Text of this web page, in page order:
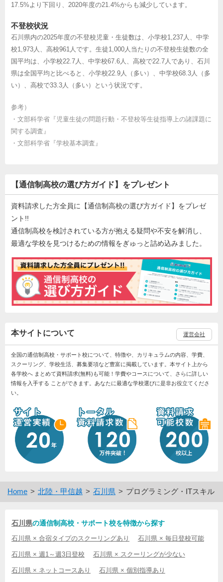
17.5%より下回り、2020年度の21.4%からも減少しています。
不登校状況
石川県内の2025年度の不登校児童・生徒数は、小学校1,237人、中学
校1,973人、高校961人です。生徒1,000人当たりの不登校生徒数の全
国平均は、小学校22.7人、中学校67.6人、高校で22.7人であり、石川
県は全国平均と比べると、小学校22.9人（多い）、中学校68.3人（多
い）、高校で33.3人（多い）という状況です。
参考）
・ 文部科学省『児童生徒の問題行動・不登校等生徒指導上の諸課題に
関する調査』
・ 文部科学省『学校基本調査』
【通信制高校の選び方ガイド】をプレゼント
資料請求した方全員に【通信制高校の選び方ガイド】をプレゼ
ント!!
通信制高校を検討されている方が抱える疑問や不安を解消し、
最適な学校を見つけるための情報をぎゅっと詰め込みました。
本サイトについて 運営会社
全国の通信制高校・サポート校について、特徴や、カリキュラムの内容、学費、
スクーリング、学校生活、募集要項など豊富に掲載しています。本サイト上から
各学校へ まとめて資料請求(無料)も可能！学費やコースについて、さらに詳しい
情報を入手する ことができます。あなたに最適な学校選びに是非お役立てくださ
い。
Home 北陸・甲信越 石川県 プログラミング・ITスキル
石川県の通信制高校・サポート校を特徴から探す
石川県 × 合宿タイプのスクーリングあり 石川県 × 毎日登校可能
石川県 × 週1～週3日登校 石川県 × スクーリングが少ない
石川県 × ネットコースあり 石川県 × 個別指導あり